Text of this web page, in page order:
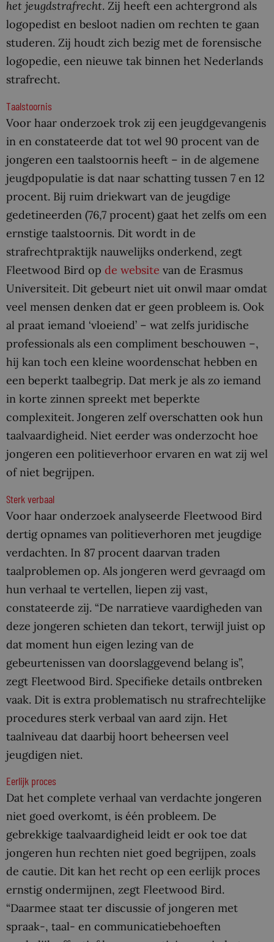
het jeugdstrafrecht. Zij heeft een achtergrond als
logopedist en besloot nadien om rechten te gaan
studeren. Zij houdt zich bezig met de forensische
logopedie, een nieuwe tak binnen het Nederlands
strafrecht.
Taalstoornis
Voor haar onderzoek trok zij een jeugdgevangenis
in en constateerde dat tot wel 90 procent van de
jongeren een taalstoornis heeft – in de algemene
jeugdpopulatie is dat naar schatting tussen 7 en 12
procent. Bij ruim driekwart van de jeugdige
gedetineerden (76,7 procent) gaat het zelfs om een
ernstige taalstoornis. Dit wordt in de
strafrechtpraktijk nauwelijks onderkend, zegt
Fleetwood Bird op de website van de Erasmus
Universiteit. Dit gebeurt niet uit onwil maar omdat
veel mensen denken dat er geen probleem is. Ook
al praat iemand ‘vloeiend’ – wat zelfs juridische
professionals als een compliment beschouwen –,
hij kan toch een kleine woordenschat hebben en
een beperkt taalbegrip. Dat merk je als zo iemand
in korte zinnen spreekt met beperkte
complexiteit. Jongeren zelf overschatten ook hun
taalvaardigheid. Niet eerder was onderzocht hoe
jongeren een politieverhoor ervaren en wat zij wel
of niet begrijpen.
Sterk verbaal
Voor haar onderzoek analyseerde Fleetwood Bird
dertig opnames van politieverhoren met jeugdige
verdachten. In 87 procent daarvan traden
taalproblemen op. Als jongeren werd gevraagd om
hun verhaal te vertellen, liepen zij vast,
constateerde zij. “De narratieve vaardigheden van
deze jongeren schieten dan tekort, terwijl juist op
dat moment hun eigen lezing van de
gebeurtenissen van doorslaggevend belang is”,
zegt Fleetwood Bird. Specifieke details ontbreken
vaak. Dit is extra problematisch nu strafrechtelijke
procedures sterk verbaal van aard zijn. Het
taalniveau dat daarbij hoort beheersen veel
jeugdigen niet.
Eerlijk proces
Dat het complete verhaal van verdachte jongeren
niet goed overkomt, is één probleem. De
gebrekkige taalvaardigheid leidt er ook toe dat
jongeren hun rechten niet goed begrijpen, zoals
de cautie. Dit kan het recht op een eerlijk proces
ernstig ondermijnen, zegt Fleetwood Bird.
“Daarmee staat ter discussie of jongeren met
spraak-, taal- en communicatiebehoeften